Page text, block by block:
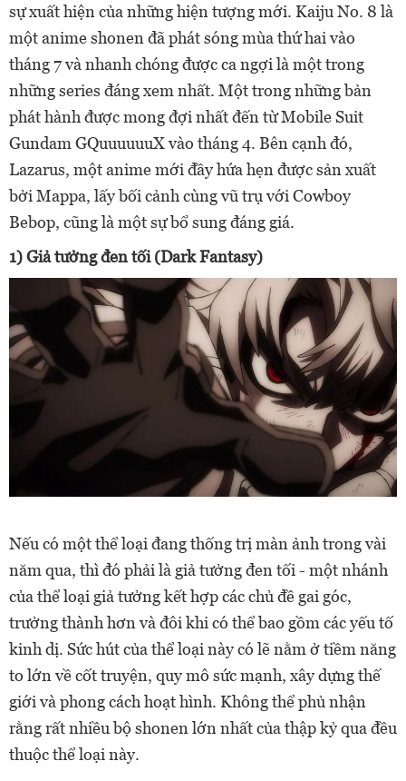
sự xuất hiện của những hiện tượng mới. Kaiju No. 8 là
một anime shonen đã phát sóng mùa thứ hai vào
tháng 7 và nhanh chóng được ca ngợi là một trong
những series đáng xem nhất. Một trong những bản
phát hành được mong đợi nhất đến từ Mobile Suit
Gundam GQuuuuuuX vào tháng 4. Bên cạnh đó,
Lazarus, một anime mới đầy hứa hẹn được sản xuất
bởi Mappa, lấy bối cảnh cùng vũ trụ với Cowboy
Bebop, cũng là một sự bổ sung đáng giá.
1) Giả tưởng đen tối (Dark Fantasy)
Nếu có một thể loại đang thống trị màn ảnh trong vài
năm qua, thì đó phải là giả tưởng đen tối - một nhánh
của thể loại giả tưởng kết hợp các chủ đề gai góc,
trưởng thành hơn và đôi khi có thể bao gồm các yếu tố
kinh dị. Sức hút của thể loại này có lẽ nằm ở tiềm năng
to lớn về cốt truyện, quy mô sức mạnh, xây dựng thế
giới và phong cách hoạt hình. Không thể phủ nhận
rằng rất nhiều bộ shonen lớn nhất của thập kỷ qua đều
thuộc thể loại này.